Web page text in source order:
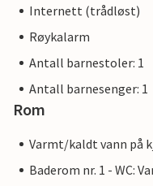
Internett (trådløst)
Røykalarm
Antall barnestoler: 1
Antall barnesenger: 1
Rom
Varmt/kaldt vann på
Baderom nr. 1 - WC: